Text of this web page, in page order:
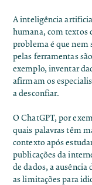
A inteligência
humana, com textos
problema é que nem
pelas ferramentas
exemplo, inventar
afirmam os
a desconfiar.
O ChatGPT, por
quais palavras têm
contexto após
publicações da
de dados, a
as limitações para